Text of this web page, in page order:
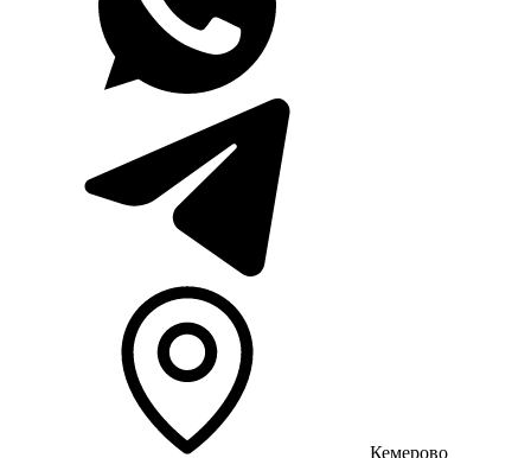
Кемерово